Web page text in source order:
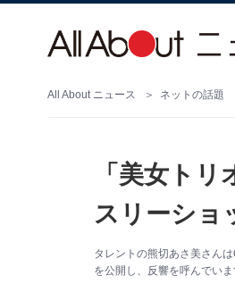
All About ニュース ネットの話題
「美女ト
スリーショ
タレントの熊切あさ美さん
を公開し、反響を呼んでい